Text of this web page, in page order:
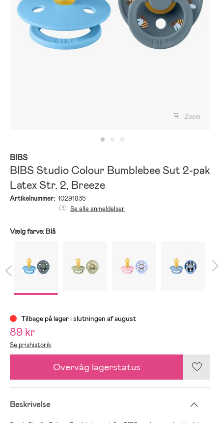
Zoom
BIBS
BIBS Studio Colour Bumblebee Sut 2-pak
Latex Str. 2, Breeze
Artikelnummer: 10291835
(3) Se alle anmeldelser
Vælg farve: Blå
Tilbage på lager i slutningen af august
89 kr
Se prishistorik
Overvåg lagerstatus
Beskrivelse